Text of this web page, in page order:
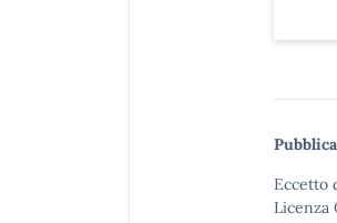
Eccetto
Licenza